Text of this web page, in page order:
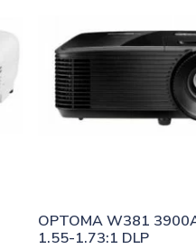
OPTOMA W381
1.55-1.73:1 DLP